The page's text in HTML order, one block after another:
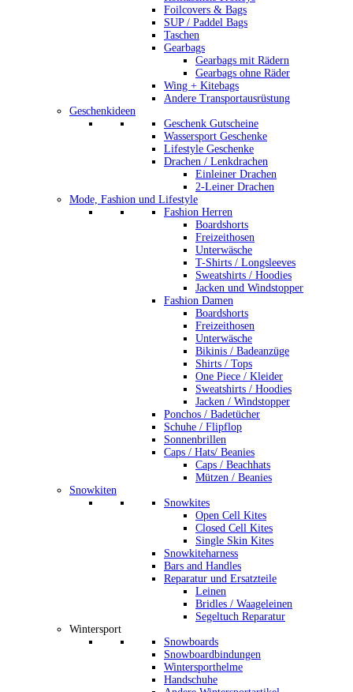
Foilcovers & Bags
SUP / Paddel Bags
Taschen
Gearbags
Gearbags mit Rädern
Gearbags ohne Räder
Wing + Kitebags
Andere Transportausrüstung
Geschenkideen
Geschenk Gutscheine
Wassersport Geschenke
Lifestyle Geschenke
Drachen / Lenkdrachen
Einleiner Drachen
2-Leiner Drachen
Mode, Fashion und Lifestyle
Fashion Herren
Boardshorts
Freizeithosen
Unterwäsche
T-Shirts / Longsleeves
Sweatshirts / Hoodies
Jacken und Windstopper
Fashion Damen
Boardshorts
Freizeithosen
Unterwäsche
Bikinis / Badeanzüge
Shirts / Tops
One Piece / Kleider
Sweatshirts / Hoodies
Jacken / Windstopper
Ponchos / Badetücher
Schuhe / Flipflop
Sonnenbrillen
Caps / Hats/ Beanies
Caps / Beachhats
Mützen / Beanies
Snowkiten
Snowkites
Open Cell Kites
Closed Cell Kites
Single Skin Kites
Snowkiteharness
Bars and Handles
Reparatur und Ersatzteile
Leinen
Bridles / Waageleinen
Segeltuch Reparatur
Wintersport
Snowboards
Snowboardbindungen
Wintersporthelme
Handschuhe